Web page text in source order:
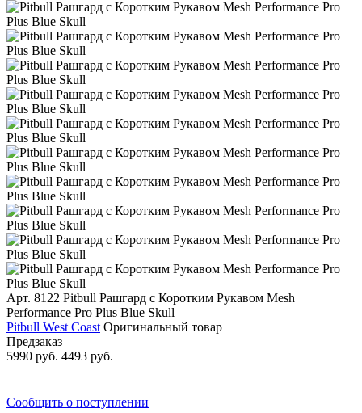
Арт. 8122 Pitbull Рашгард с Коротким Рукавом Mesh
Performance Pro Plus Blue Skull
Pitbull West Coast Оригинальный товар
Предзаказ
5990 руб. 4493 руб.
Сообщить о поступлении